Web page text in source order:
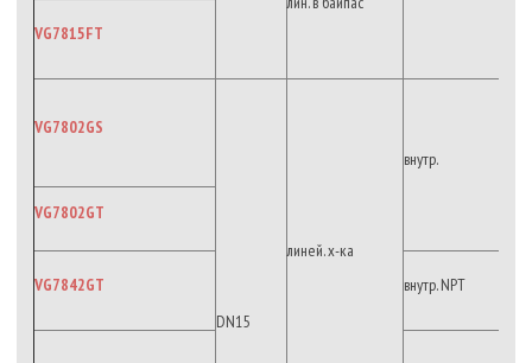
VG7815FT
VG7802GS
DN15
линей. х-ка
внутр.
VG7802GT
VG7842GT внутр. NPT